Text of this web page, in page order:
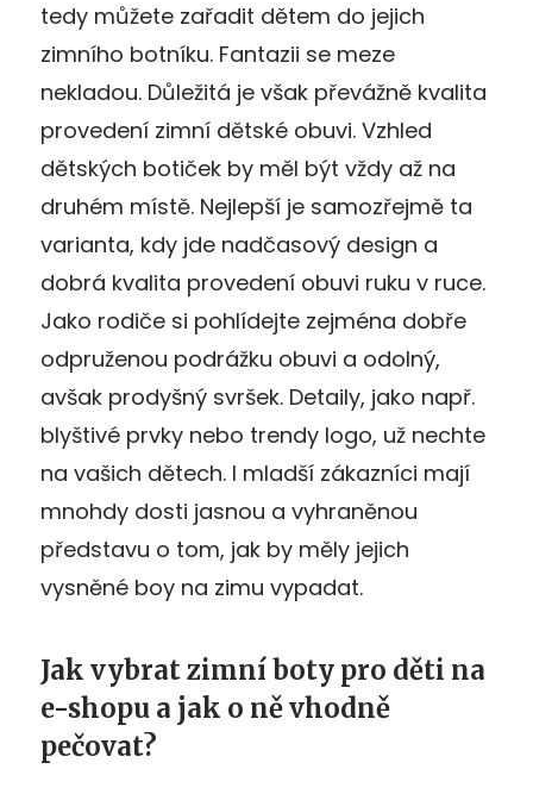
tedy můžete zařadit dětem do jejich
zimního botníku. Fantazii se meze
nekladou. Důležitá je však převážně kvalita
provedení zimní dětské obuvi. Vzhled
dětských botiček by měl být vždy až na
druhém místě. Nejlepší je samozřejmě ta
varianta, kdy jde nadčasový design a
dobrá kvalita provedení obuvi ruku v ruce.
Jako rodiče si pohlídejte zejména dobře
odpruženou podrážku obuvi a odolný,
avšak prodyšný svršek. Detaily, jako např.
blyštivé prvky nebo trendy logo, už nechte
na vašich dětech. I mladší zákazníci mají
mnohdy dosti jasnou a vyhraněnou
představu o tom, jak by měly jejich
vysněné boy na zimu vypadat.
Jak vybrat zimní boty pro děti na
e-shopu a jak o ně vhodně
pečovat?